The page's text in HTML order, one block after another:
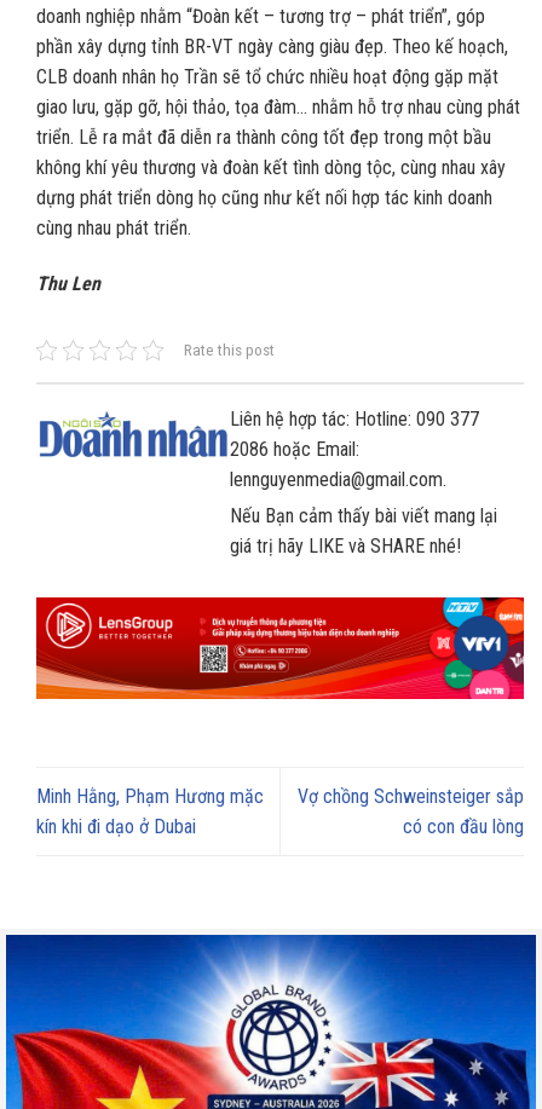
doanh nghiệp nhằm “Đoàn kết – tương trợ – phát triển”, góp
phần xây dựng tỉnh BR-VT ngày càng giàu đẹp. Theo kế hoạch,
CLB doanh nhân họ Trần sẽ tổ chức nhiều hoạt động gặp mặt
giao lưu, gặp gỡ, hội thảo, tọa đàm… nhằm hỗ trợ nhau cùng phát
triển. Lễ ra mắt đã diễn ra thành công tốt đẹp trong một bầu
không khí yêu thương và đoàn kết tình dòng tộc, cùng nhau xây
dựng phát triển dòng họ cũng như kết nối hợp tác kinh doanh
cùng nhau phát triển.
Thu Len
Rate this post
Liên hệ hợp tác: Hotline: 090 377
2086 hoặc Email:
lennguyenmedia@gmail.com.
Nếu Bạn cảm thấy bài viết mang lại
giá trị hãy LIKE và SHARE nhé!
Minh Hằng, Phạm Hương mặc
kín khi đi dạo ở Dubai
Vợ chồng Schweinsteiger sắp
có con đầu lòng